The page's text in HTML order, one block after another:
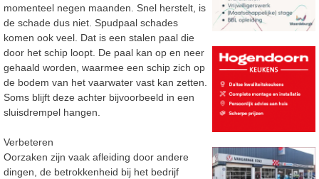
momenteel negen maanden. Snel herstelt, is
de schade dus niet. Spudpaal schades
komen ook veel. Dat is een stalen paal die
door het schip loopt. De paal kan op en neer
gehaald worden, waarmee een schip zich op
de bodem van het vaarwater vast kan zetten.
Soms blijft deze achter bijvoorbeeld in een
sluisdrempel hangen.
Verbeteren
Oorzaken zijn vaak afleiding door andere
dingen, de betrokkenheid bij het bedrijf